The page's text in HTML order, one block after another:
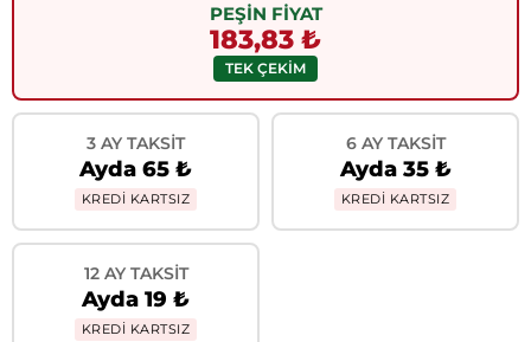
PEŞİN FİYAT
183,83 ₺
TEK ÇEKİM
3 AY TAKSIT
Ayda 65 ₺
KREDİ KARTSIZ
6 AY TAKSIT
Ayda 35 ₺
KREDİ KARTSIZ
12 AY TAKSIT
Ayda 19 ₺
KREDİ KARTSIZ